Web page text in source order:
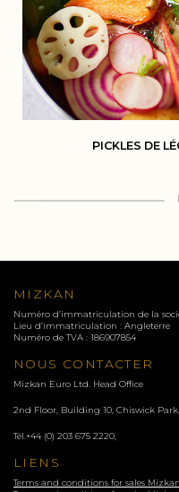
PICKLES DE
MIZKAN
Numéro d’immatriculation de la
Lieu d’immatriculation : Angleterre
Numéro de TVA : 186907854
NOUS CONTACTER
Mizkan Euro Ltd. Head Office
2nd Floor, Building 10, Chiswick
Tél. +44 (0) 203 675 2220
LIENS
Terms and conditions for sales